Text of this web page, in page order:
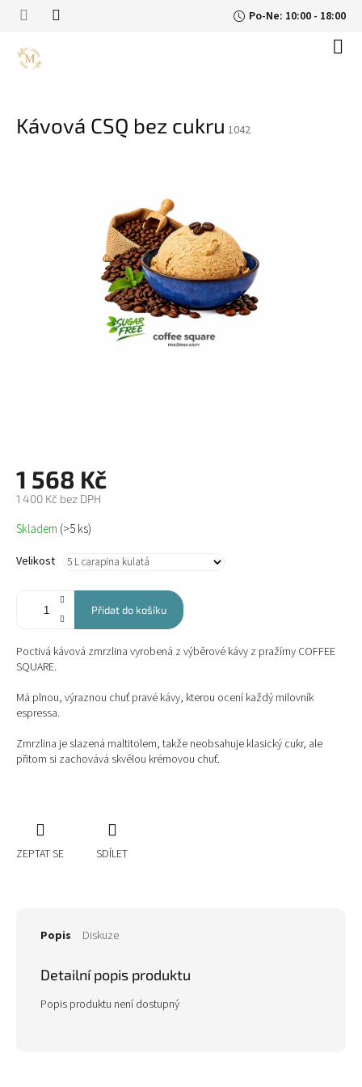
Přejít
Po-Ne: 10:00 - 18:00
Kávová CSQ bez cukru 1042
1 568 Kč
1 400 Kč bez DPH
Měrná
cena:
Skladem (>5 ks)
Velikost
Přidat do košíku
Poctivá kávová zmrzlina vyrobená z výběrové kávy z pražírny COFFEE
SQUARE.
Má plnou, výraznou chuť pravé kávy, kterou ocení každý milovník
espressa.
Zmrzlina je slazená maltitolem, takže neobsahuje klasický cukr, ale
přitom si zachovává skvělou krémovou chuť.
ZEPTAT SE SDÍLET
Popis Diskuze
Detailní popis produktu
Popis produktu není dostupný